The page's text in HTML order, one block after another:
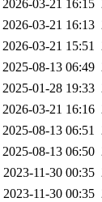
2026-03-21 16:15
2026-03-21 16:13
2026-03-21 15:51
2025-08-13 06:49
2025-01-28 19:33
2026-03-21 16:16
2025-08-13 06:51
2025-08-13 06:50
2023-11-30 00:35
2023-11-30 00:35